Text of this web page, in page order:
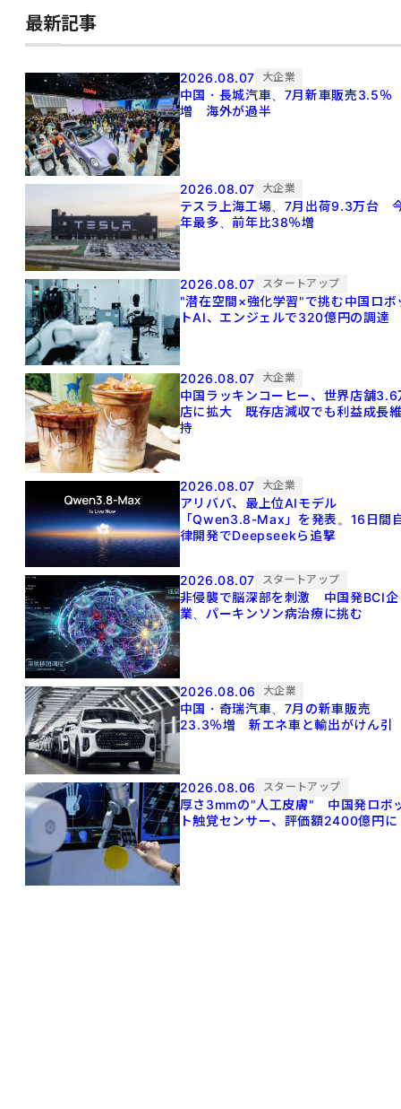
最新記事
2026.08.07 大企業
中国・長城汽車、7月新車販売3.5％
増 海外が過半
2026.08.07 大企業
テスラ上海工場、7月出荷9.3万台
年最多、前年比38％増
2026.08.07 スタートアップ
"潜在空間×強化学習"で挑む中国ロボ
トAI、エンジェルで320億円の調達
2026.08.07 大企業
中国ラッキンコーヒー、世界店舗3.6
店に拡大 既存店減収でも利益成長
持
2026.08.07 大企業
アリババ、最上位AIモデル
「Qwen3.8-Max」を発表。16日間
律開発でDeepseekら追撃
2026.08.07 スタートアップ
非侵襲で脳深部を刺激 中国発BCI企
業、パーキンソン病治療に挑む
2026.08.06 大企業
中国・奇瑞汽車、7月の新車販売
23.3％増 新エネ車と輸出がけん引
2026.08.06 スタートアップ
厚さ3mmの"人工皮膚" 中国発ロボ
ト触覚センサー、評価額2400億円に